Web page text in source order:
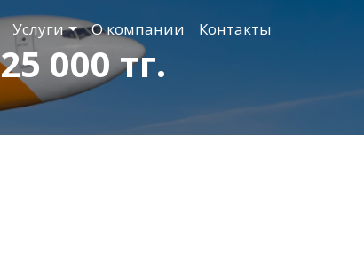
Услуги О компании Контакты
000 тг.